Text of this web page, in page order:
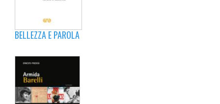
BELLEZZA E PAROLA